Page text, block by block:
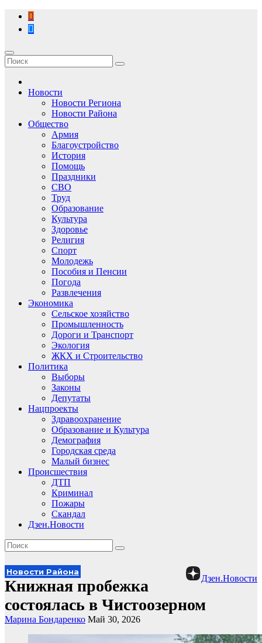
Перейти
содержимому
Новости
Новости Региона
Новости Района
Общество
Армия
Благоустройство
История
Помощь
Праздники
СВО
Труд
Образование
Культура
Здоровье
Религия
Спорт
Молодежь
Пособия и Пенсии
Погода
Развлечения
Экономика
Сельское хозяйство
Промышленность
Дороги и Транспорт
Экология
ЖКХ и Строительство
Политика
Выборы
Законы
Депутаты
Нацпроекты
Здравоохранение
Образование и Культура
Демография
Городская среда
Малый бизнес
Происшествия
ДТП
Криминал
Пожары
Скандал
Дзен.Новости
Дзен.Новости
Новости Района
Книжная пробежка
состоялась в Чистоозерном
Марина Бондаренко Май 30, 2026